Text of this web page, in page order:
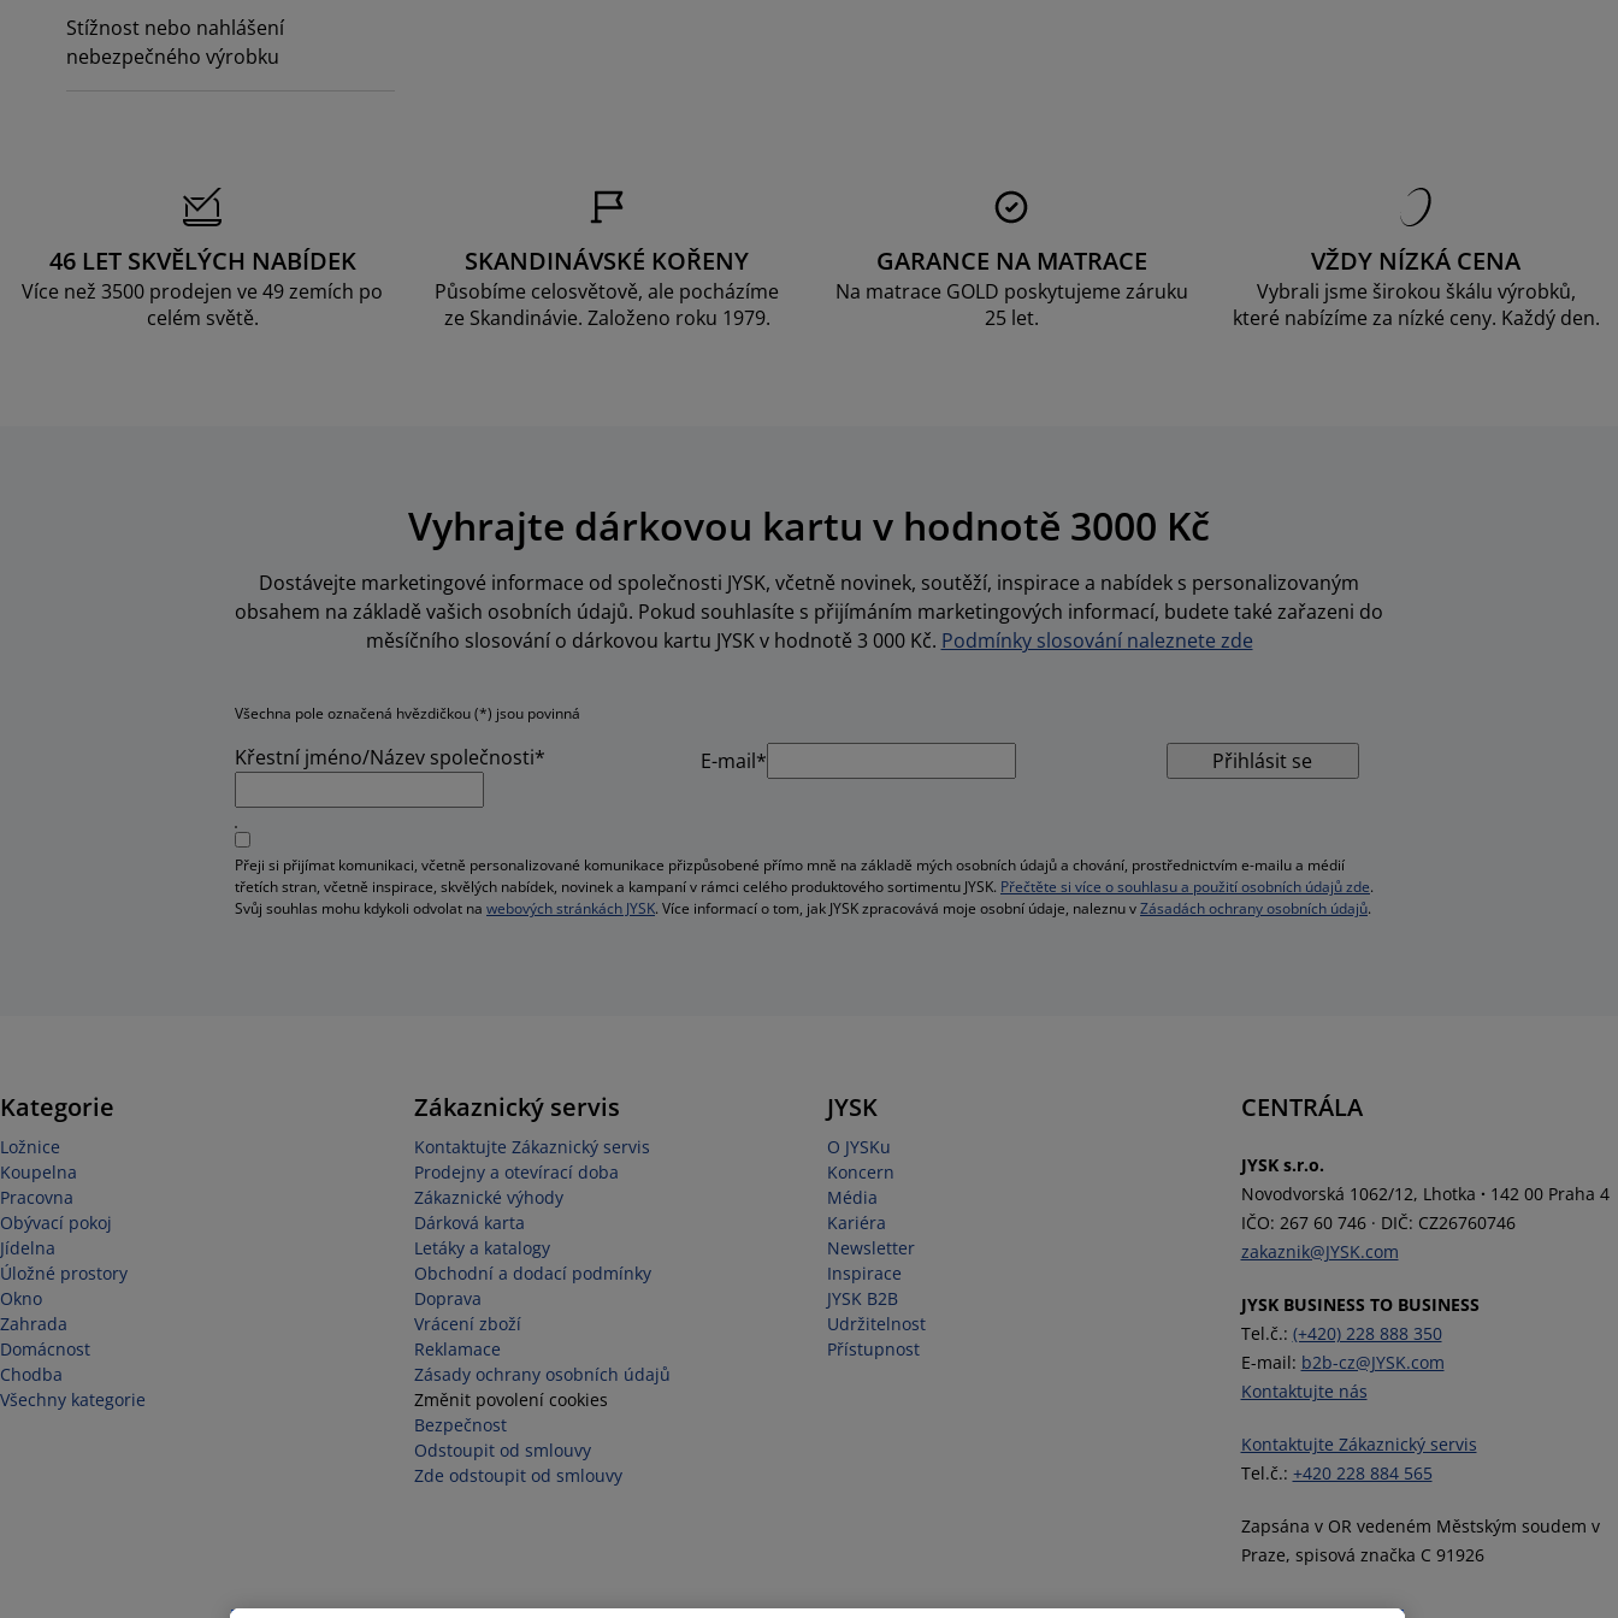
skříněrámy s úložným prostorem
Stížnost nebo nahlášení
nebezpečného výrobku
46 LET SKVĚLÝCH NABÍDEK
Více než 3500 prodejen ve 49 zemích po
celém světě.
SKANDINÁVSKÉ KOŘENY
Působíme celosvětově, ale pocházíme
ze Skandinávie. Založeno roku 1979.
GARANCE NA MATRACE
Na matrace GOLD poskytujeme záruku
25 let.
VŽDY NÍZKÁ CENA
Vybrali jsme širokou škálu výrobků,
které nabízíme za nízké ceny. Každý den.
Vyhrajte dárkovou kartu v hodnotě 3000 Kč
Dostávejte marketingové informace od společnosti JYSK, včetně novinek, soutěží, inspirace a nabídek s personalizovaným
obsahem na základě vašich osobních údajů. Pokud souhlasíte s přijímáním marketingových informací, budete také zařazeni do
měsíčního slosování o dárkovou kartu JYSK v hodnotě 3 000 Kč. Podmínky slosování naleznete zde
Všechna pole označená hvězdičkou (*) jsou povinná
Křestní jméno/Název společnosti* E-mail* Přihlásit se
Přeji si přijímat komunikaci, včetně personalizované komunikace přizpůsobené přímo mně na základě mých osobních údajů a chování, prostřednictvím e-mailu a médií
třetích stran, včetně inspirace, skvělých nabídek, novinek a kampaní v rámci celého produktového sortimentu JYSK. Přečtěte si více o souhlasu a použití osobních údajů zde.
Svůj souhlas mohu kdykoli odvolat na webových stránkách JYSK. Více informací o tom, jak JYSK zpracovává moje osobní údaje, naleznu vZásadách ochrany osobních údajů.
Kategorie
Ložnice
Koupelna
Pracovna
Obývací pokoj
Jídelna
Úložné prostory
Okno
Zahrada
Domácnost
Chodba
Všechny kategorie
Zákaznický servis
Kontaktujte Zákaznický servis
Prodejny a otevírací doba
Zákaznické výhody
Dárková karta
Letáky a katalogy
Obchodní a dodací podmínky
Doprava
Vrácení zboží
Reklamace
Zásady ochrany osobních údajů
Změnit povolení cookies
Bezpečnost
Odstoupit od smlouvy
Zde odstoupit od smlouvy
JYSK
O JYSKu
Koncern
Média
Kariéra
Newsletter
Inspirace
JYSK B2B
Udržitelnost
Přístupnost
CENTRÁLA
JYSK s.r.o.
Novodvorská 1062/12, Lhotka · 142 00 Praha 4
IČO: 267 60 746 · DIČ: CZ26760746
zakaznik@JYSK.com
JYSK BUSINESS TO BUSINESS
Tel.č.: (+420) 228 888 350
E-mail: b2b-cz@JYSK.com
Kontaktujte nás
Kontaktujte Zákaznický servis
Tel.č.: +420 228 884 565
Zapsána v OR vedeném Městským soudem v
Praze, spisová značka C 91926